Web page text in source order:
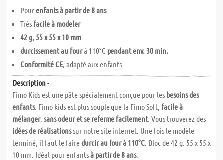
Pourenfants à partir de 8 ans
Très facile à modeler
42 g, 55 x 55 x 10 mm
durcissement au fourà 110°C pendant env. 30 min.
Conformité CE, adapté aux enfants
Description -
Fimo Kids est une pâte spécialement conçue pour les besoins des
enfants. Fimo kids est plus souple que la Fimo Soft, facile à
mélanger, sans odeur et se referme facilement. Vous trouverez des
idées de réalisationssur notre site internet. Une fois le modèle
terminé, il faut le fairedurcir au four à 110°C. Bloc de 42 g. 55 x 55 x
10 mm. Idéal pour enfantsà partir de 8 ans.